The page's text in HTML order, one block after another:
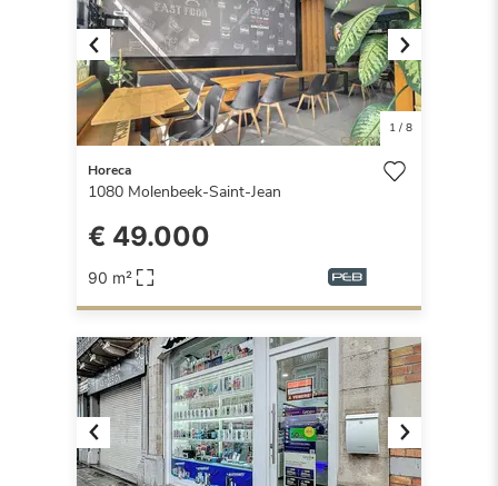
Previous Next
1/ 8
Horeca
1080 Molenbeek-Saint-Jean
€ 49.000
90 m²
Previous Next